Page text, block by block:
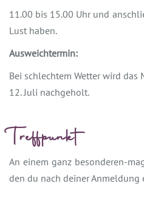
11.00 bis 15.00 Uhr und
Lust haben.
Ausweichtermin:
Bei schlechtem Wetter wird das
12. Juli nachgeholt.
Treffpunkt
An einem ganz besonderen-
den du nach deiner Anmeldung